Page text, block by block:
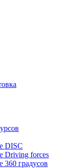
DISC
Driving forces
360 градусов